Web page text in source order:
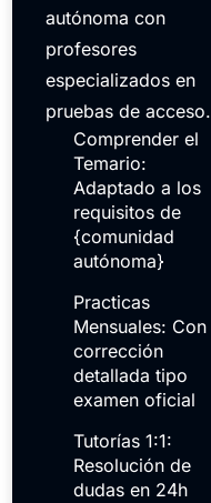
autónoma con
profesores
especializados en
pruebas de acceso.
Comprender el
Temario:
Adaptado a los
requisitos de
{comunidad
autónoma}
Practicas
Mensuales: Con
corrección
detallada tipo
examen oficial
Tutorías 1:1:
Resolución de
dudas en 24h